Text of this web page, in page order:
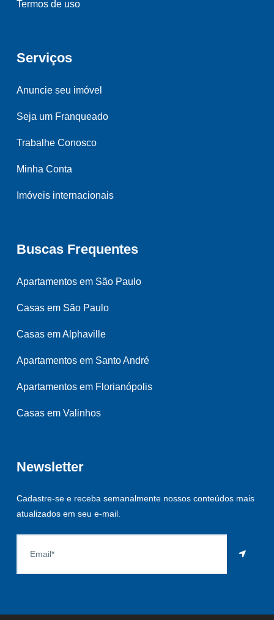
Termos de uso
Serviços
Anuncie seu imóvel
Seja um Franqueado
Trabalhe Conosco
Minha Conta
Imóveis internacionais
Buscas Frequentes
Apartamentos em São Paulo
Casas em São Paulo
Casas em Alphaville
Apartamentos em Santo André
Apartamentos em Florianópolis
Casas em Valinhos
Newsletter
Cadastre-se e receba semanalmente nossos conteúdos mais
atualizados em seu e-mail.